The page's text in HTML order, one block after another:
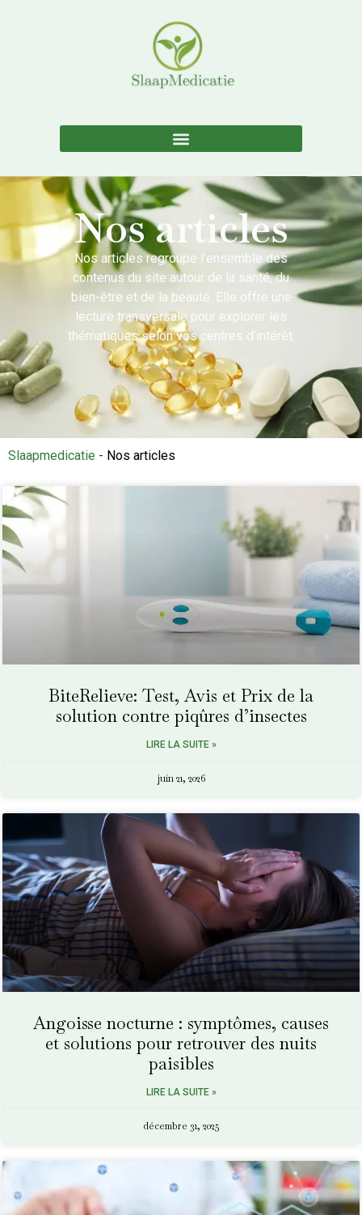
Nos articles
Nos articles regroupe l’ensemble des
contenus du site autour de la santé, du
bien-être et de la beauté. Elle offre une
lecture transversale pour explorer les
thématiques selon vos centres d’intérêt.
Slaapmedicatie - Nos articles
BiteRelieve: Test, Avis et Prix de la
solution contre piqûres d’insectes
LIRE LA SUITE »
juin 21, 2026
Angoisse nocturne : symptômes, causes
et solutions pour retrouver des nuits
paisibles
LIRE LA SUITE »
décembre 31, 2025